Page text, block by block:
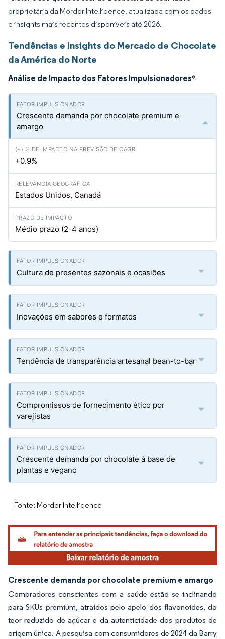
proprietária da Mordor Intelligence, atualizada com os dados
e insights mais recentes disponíveis até 2026.
Tendências e Insights do Mercado de Chocolate
da América do Norte
Análise de Impacto dos Fatores Impulsionadores*
Crescente demanda por chocolate premium e
amargo
+0.9%
Estados Unidos, Canadá
Médio prazo (2-4 anos)
Cultura de presentes sazonais e ocasiões
Inovações em sabores e formatos
Tendência de transparência artesanal bean-to-bar
Compromissos de fornecimento ético por
varejistas
Crescente demanda por chocolate à base de
plantas e vegano
Fonte: Mordor Intelligence
Crescente demanda por chocolate premium e amargo
Compradores conscientes com a saúde estão se inclinando
para SKUs premium, atraídos pelo apelo dos flavonoides, do
teor reduzido de açúcar e da autenticidade dos produtos de
origem única. A pesquisa com consumidores de 2024 da Barry